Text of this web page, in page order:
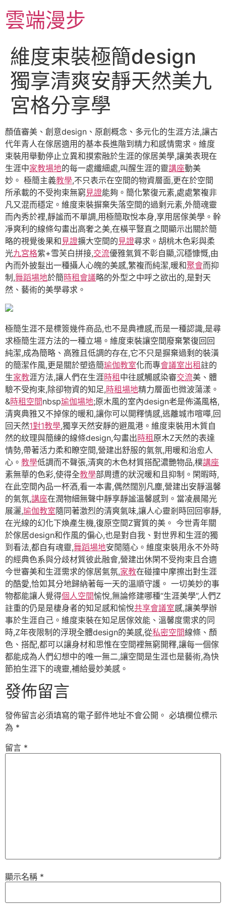
至雲端漫步
維度束裝極簡design
獨享清爽安靜天然美九
宮格分享學
顏值審美、創意design、原創概念、多元化的生涯方法,讓古
代年青人在傢居適用的基本長進階到精力和感情需求。維度
束裝用舉動停止立異和摸索融於生涯的傢居美學,讓美表現在
生涯中家教場地的每一處纖細處,叫醒生涯的靈講座動美
妙。 極簡主義教學,不只表示在空間的物資層面,更在於空間
所承載的不受拘束無窮 見證能夠。簡化繁復元素,處處繁複非
凡又混而穩定。維度束裝摒棄失落空間的過剩元素,外簡魂靈
而內秀於裡,靜謐而不單調,用極簡取悅本身,享用居傢美學。幹
凈爽利的線條勾畫出高奢之美,在橫平豎直之間顯示出關於簡
略的視覺後果和 見證擴大空間的 見證尋求。胡桃木色彩與柔
光九宮格紫+雪芙白拼接,交流優雅氣質不彰自顯,沉穩慷慨,由
內而外披髮出一種攝人心魄的美感,繁複而純潔,暖和聚會而抑
制,舞蹈場地於簡時租會議略的外型之中呼之欲出的,是對天
然、藝術的美學尋求。
極簡生涯不是標簽幾件商品,也不是典禮感,而是一種認識,是尋
求極簡生涯方法的一種立場。維度束裝讓空間廢棄繁復回回
純潔,成為簡略、高雅且低調的存在,它不只是摒棄過剩的裝潢
的簡潔作風,更是關於塑造簡瑜伽教室化而專會議室出租註的
生家教涯方法,讓人們在生涯時租中往感觸感染審交流美、體
驗不受拘束,除卻物資的知足,時租場地精力層面也微波蕩漾。
&時租空間nbsp瑜伽場地;原木風的室內design老是佈滿風格,
清爽典雅又不掉傢的暖和,讓你可以開釋情感,逃離城市喧嘩,回
回天然1對1教學,獨享天然安靜的避風港。維度束裝用木質自
然的紋理與簡練的線條design,勾畫出時租原木Z天然的表達
情勢,帶著活力柔和瞭空間,營建出舒服的氣氛,用暖和治愈人
心。 教學低調而不聲張,清爽的木色材質搭配濃艷物品,樸講座
素無華的色彩,使得全教學部周遭的狀況暖和且抑制。閑暇時,
在此空間內品一杯酒,看一本書,偶然闊別凡塵,營建出安靜溫馨
的氣氛,講座在潤物細無聲中靜享靜謐溫馨感到。當凌晨陽光
展灑,瑜伽教室隨同著激烈的清爽氣味,讓人心靈剎時回回寧靜,
在光線的幻化下煥產生機,復原空間Z實質的美。 今世青年關
於傢居design和作風的偏心,也是對自我、對世界和生涯的獨
到看法,都自有魂靈,舞蹈場地安閒隨心。維度束裝用永不外時
的經典色系與分歧材質彼此融會,營建出休閑不受拘束且合適
今世審美和生涯需求的傢居氣氛,家教在碰撞中摩擦出對生涯
的酷愛,恰如其分地歸納著每一天的溫順守護。 一切美妙的事
物都能讓人覺得個人空間愉悅,無論修建哪種“生涯美學”,人們Z
註重的仍是是棲身者的知足感和愉悅共享會議室感,讓美學辦
事於生涯自己。維度束裝在知足居傢效能、溫馨度需求的同
時,Z年夜限制的浮現全體design的美感,從私密空間線條、顏
色、搭配,都可以讓身材和思惟在空間裡無窮開釋,讓每一個傢
都能成為人們幻想中的唯一無二,讓空間是生涯也是藝術,為快
節拍生涯下的魂靈,補給曼妙美感。
發佈留言
發佈留言必須填寫的電子郵件地址不會公開。 必填欄位標示
為 *
留言 *
顯示名稱 *